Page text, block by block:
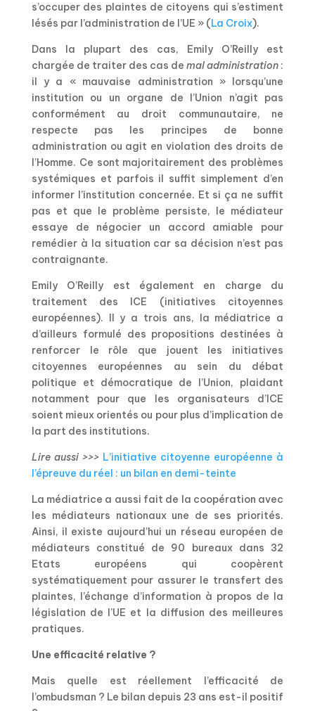
s’occuper des plaintes de citoyens qui s’estiment
lésés par l’administration de l’UE » (La Croix).
Dans la plupart des cas, Emily O’Reilly est
chargée de traiter des cas demal administration :
il y a « mauvaise administration » lorsqu’une
institution ou un organe de l’Union n’agit pas
conformément au droit communautaire, ne
respecte pas les principes de bonne
administration ou agit en violation des droits de
l’Homme. Ce sont majoritairement des problèmes
systémiques et parfois il suffit simplement d’en
informer l’institution concernée. Et si ça ne suffit
pas et que le problème persiste, le médiateur
essaye de négocier un accord amiable pour
remédier à la situation car sa décision n’est pas
contraignante.
Emily O’Reilly est également en charge du
traitement des ICE (initiatives citoyennes
européennes). Il y a trois ans, la médiatrice a
d’ailleurs formulé des propositions destinées à
renforcer le rôle que jouent les initiatives
citoyennes européennes au sein du débat
politique et démocratique de l’Union, plaidant
notamment pour que les organisateurs d’ICE
soient mieux orientés ou pour plus d’implication de
la part des institutions.
Lire aussi >>> L’initiative citoyenne européenne à
l’épreuve du réel : un bilan en demi-teinte
La médiatrice a aussi fait de la coopération avec
les médiateurs nationaux une de ses priorités.
Ainsi, il existe aujourd’hui un réseau européen de
médiateurs constitué de 90 bureaux dans 32
Etats européens qui coopèrent
systématiquement pour assurer le transfert des
plaintes, l’échange d’information à propos de la
législation de l’UE et la diffusion des meilleures
pratiques.
Une efficacité relative ?
Mais quelle est réellement l’efficacité de
l’ombudsman ? Le bilan depuis 23 ans est-il positif